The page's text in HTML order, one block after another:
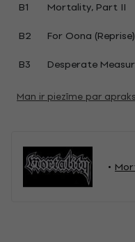
B1
Mortality, Part II
B2
For Oona (Reprise)
B3
Desperate
Man ir piezīme par